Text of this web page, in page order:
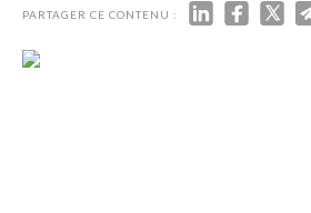
PARTAGER CE CONTENU :